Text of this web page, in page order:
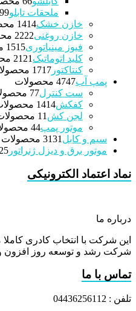
ملحقات تابلو 99 محصولات
خازن خشک
1414 محصولات
خازن روغنی
2222 محصولات
فیوز مینیاتوری
1515 محصولات
کلید اتوماتیک
21 21 محصولات
کنتاکتور
1717 محصولات
پمپ آب
4747 محصولات
ست کنترل 77 محصولات
کفکش
1414 محصولات
لجن کش
1 1 محصولات
موتور پمپ 44 محصولات
سیم و کابل
3131 محصولات
موتور برق و دیزل ژنراتور 25 محصولات
نماد اعتماد الکترونیکی
درباره ما
این شرکت با انتخاب کادری
شرکت رشد و توسعه روز افزون
تماس با ما
تلفن : 04436256112